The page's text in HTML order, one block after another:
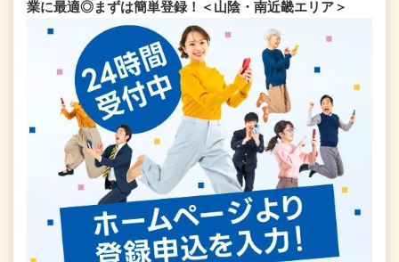
業に最適◎まずは簡単登録！＜山陰・南近畿エリア＞